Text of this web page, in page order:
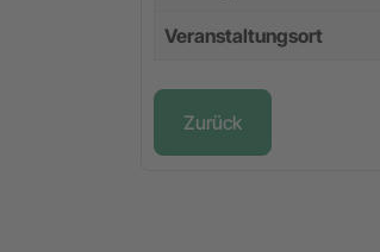
Veranstaltungsort
Zurück